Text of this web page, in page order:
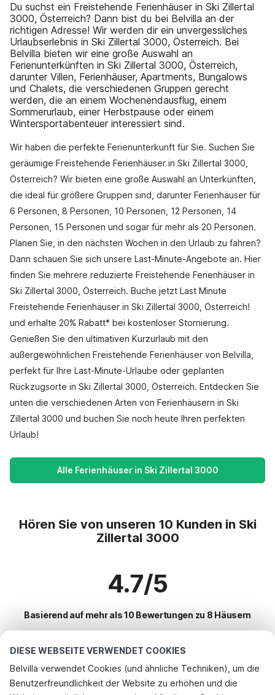
DIESE WEBSEITE VERWENDET COOKIES
Belvilla verwendet Cookies (und ähnliche Techniken), um die
Benutzerfreundlichkeit der Website zu erhöhen und die
Du suchst ein Freistehende Ferienhäuser in Ski Zillertal
3000, Österreich? Dann bist du bei Belvilla an der
richtigen Adresse! Wir werden dir ein unvergessliches
Urlaubserlebnis in Ski Zillertal 3000, Österreich. Bei
Belvilla bieten wir eine große Auswahl an
Ferienunterkünften in Ski Zillertal 3000, Österreich,
darunter Villen, Ferienhäuser, Apartments, Bungalows
und Chalets, die verschiedenen Gruppen gerecht
werden, die an einem Wochenendausflug, einem
Sommerurlaub, einer Herbstpause oder einem
Wintersportabenteuer interessiert sind.
Wir haben die perfekte Ferienunterkunft für Sie. Suchen Sie
geräumige Freistehende Ferienhäuser in Ski Zillertal 3000,
Österreich? Wir bieten eine große Auswahl an Unterkünften,
die ideal für größere Gruppen sind, darunter Ferienhäuser für
6 Personen, 8 Personen, 10 Personen, 12 Personen, 14
Personen, 15 Personen und sogar für mehr als 20 Personen.
Planen Sie, in den nächsten Wochen in den Urlaub zu fahren?
Dann schauen Sie sich unsere Last-Minute-Angebote an. Hier
finden Sie mehrere reduzierte Freistehende Ferienhäuser in
Ski Zillertal 3000, Österreich. Buche jetzt Last Minute
Freistehende Ferienhäuser in Ski Zillertal 3000, Österreich!
und erhalte 20% Rabatt* bei kostenloser Stornierung.
Genießen Sie den ultimativen Kurzurlaub mit den
außergewöhnlichen Freistehende Ferienhäuser von Belvilla,
perfekt für Ihre Last-Minute-Urlaube oder geplanten
Rückzugsorte in Ski Zillertal 3000, Österreich. Entdecken Sie
unten die verschiedenen Arten von Ferienhäusern in Ski
Zillertal 3000 und buchen Sie noch heute Ihren perfekten
Urlaub!
Alle Ferienhäuser in Ski Zillertal 3000
Hören Sie von unseren 10 Kunden in Ski
Zillertal 3000
4.7/5
Basierend auf mehr als 10 Bewertungen zu 8 Häusern
Beliebteste Reiseziele für Urlaub
Beliebte Ausstattungen für Urlaub in Ski zillertal 3000